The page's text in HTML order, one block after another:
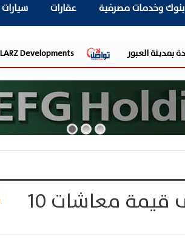
بنوك وخدمات مصرفية عقارات سيارات
LARZ Developments تطلق رؤيتها الجديدة لتقديم مفهوم متكامل للتطوير العقاري في مصر